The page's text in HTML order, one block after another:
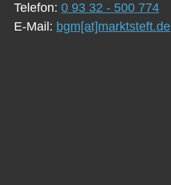
Telefon: 0 93 32 - 500 774
E-Mail: bgm[at]marktsteft.de